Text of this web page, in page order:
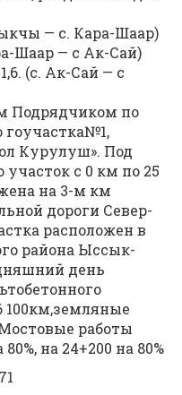
— с. Кара-Шаар)
Шаар — с Ак-Сай)
(с. Ак-Сай — с
Подрядчиком по
гоучастка№1,
Курулуш». Под
с 0 км по 25
на 3-м км
дороги Север-
расположен в
района Ыссык-
день
100км,земляные
работы
на 24+200 на 80%